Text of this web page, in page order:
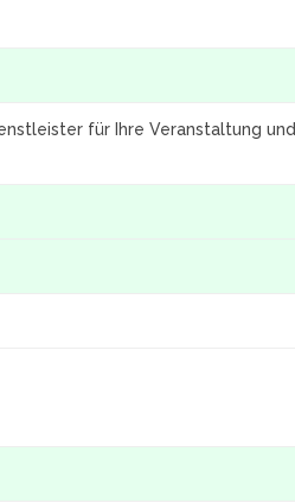
für Ihre Veranstaltung und